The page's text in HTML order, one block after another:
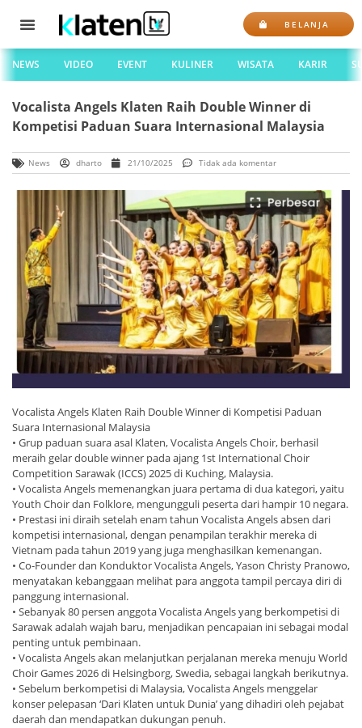
BELANJA
NEWS VIDEO EVENT KULINER WISATA KARIR
Vocalista Angels Klaten Raih Double Winner di
Kompetisi Paduan Suara Internasional Malaysia
News dharto 21/10/2025 Tidak ada komentar
Vocalista Angels Klaten Raih Double Winner di Kompetisi Paduan
Suara Internasional Malaysia
• Grup paduan suara asal Klaten, Vocalista Angels Choir, berhasil
meraih gelar double winner pada ajang 1st International Choir
Competition Sarawak (ICCS) 2025 di Kuching, Malaysia.
• Vocalista Angels memenangkan juara pertama di dua kategori, yaitu
Youth Choir dan Folklore, mengungguli peserta dari hampir 10 negara.
• Prestasi ini diraih setelah enam tahun Vocalista Angels absen dari
kompetisi internasional, dengan penampilan terakhir mereka di
Vietnam pada tahun 2019 yang juga menghasilkan kemenangan.
• Co-Founder dan Konduktor Vocalista Angels, Yason Christy Pranowo,
menyatakan kebanggaan melihat para anggota tampil percaya diri di
panggung internasional.
• Sebanyak 80 persen anggota Vocalista Angels yang berkompetisi di
Sarawak adalah wajah baru, menjadikan pencapaian ini sebagai modal
penting untuk pembinaan.
• Vocalista Angels akan melanjutkan perjalanan mereka menuju World
Choir Games 2026 di Helsingborg, Swedia, sebagai langkah berikutnya.
• Sebelum berkompetisi di Malaysia, Vocalista Angels menggelar
konser pelepasan ‘Dari Klaten untuk Dunia’ yang dihadiri oleh pejabat
daerah dan mendapatkan dukungan penuh.